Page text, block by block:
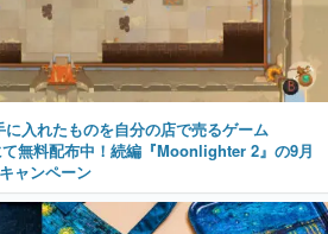
に入れたものを自分の店で売るゲーム
無料配布中！続編『Moonlighter 2』の9月
ャンペーン